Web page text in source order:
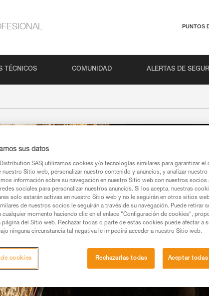
PUNTOS
TÉCNICOS COMUNIDAD ALERTAS DE
sus datos
SAS) utilizamos cookies y/o tecnologías similares para garantizar el
nuestro Sitio web, personalizar nuestro contenido y anuncios, y analizar
información sobre su navegación en nuestro Sitio web con nuestros socios
sociales para personalizar nuestros anuncios. Si los acepta, nuestras
solo estarán activas en nuestro Sitio web y no le seguirán en otros sitios
de nuestros socios le seguirán a través de su navegación. Puede retirar
cualquier momento haciendo clic en el enlace "Configuración de cookies",
página del Sitio web. Rechazar todas o parte de estas cookies puede afectar a
ninguna circunstancia tal negativa le impedirá acceder a nuestro Sitio web.
Rechazarlas todas Aceptar
cookies